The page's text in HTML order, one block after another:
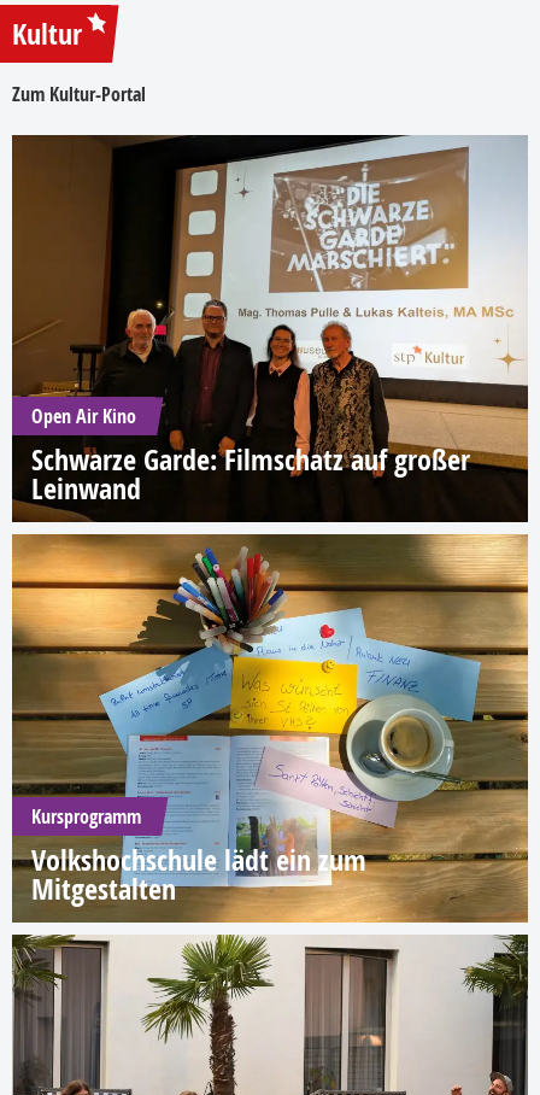
Kultur
Zum Kultur-Portal
Open Air Kino
Schwarze Garde: Filmschatz auf großer
Leinwand
Kursprogramm
Volkshochschule lädt ein zum
Mitgestalten